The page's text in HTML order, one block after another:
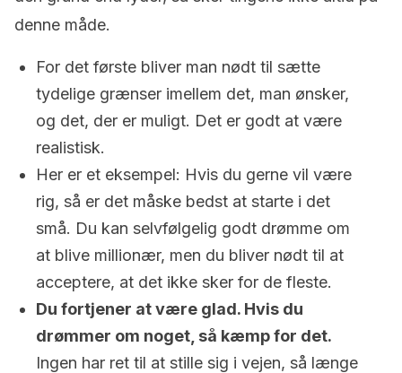
denne måde.
For det første bliver man nødt til sætte
tydelige grænser imellem det, man ønsker,
og det, der er muligt. Det er godt at være
realistisk.
Her er et eksempel: Hvis du gerne vil være
rig, så er det måske bedst at starte i det
små. Du kan selvfølgelig godt drømme om
at blive millionær, men du bliver nødt til at
acceptere, at det ikke sker for de fleste.
Du fortjener at være glad. Hvis du
drømmer om noget, så kæmp for det.
Ingen har ret til at stille sig i vejen, så længe